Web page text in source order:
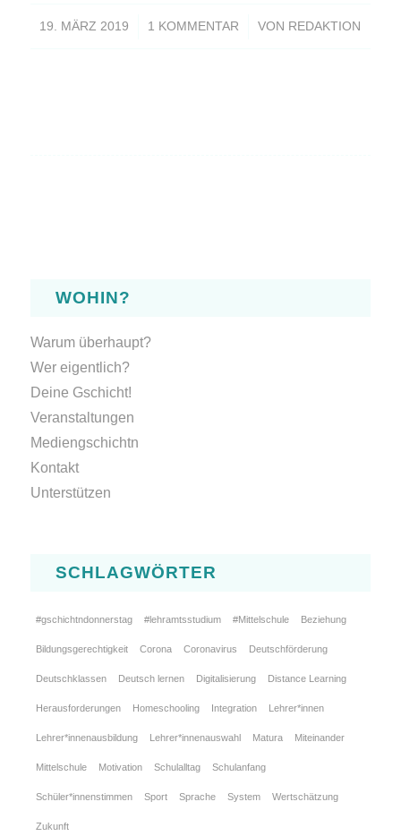
19. MÄRZ 2019
/ 1 KOMMENTAR
/ VON REDAKTION
WOHIN?
Warum überhaupt?
Wer eigentlich?
Deine Gschicht!
Veranstaltungen
Mediengschichtn
Kontakt
Unterstützen
SCHLAGWÖRTER
#gschichtndonnerstag #lehramtsstudium #Mittelschule Beziehung
Bildungsgerechtigkeit Corona Coronavirus Deutschförderung
Deutschklassen Deutsch lernen Digitalisierung Distance Learning
Herausforderungen Homeschooling Integration Lehrer*innen
Lehrer*innenausbildung Lehrer*innenauswahl Matura Miteinander
Mittelschule Motivation Schulalltag Schulanfang
Schüler*innenstimmen Sport Sprache System Wertschätzung
Zukunft